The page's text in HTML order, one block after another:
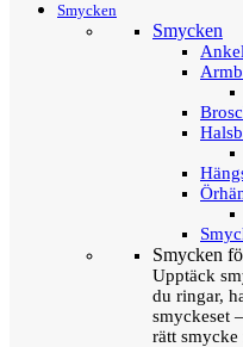
Smycken
Smycken
Smycken
Upptäck
du ringar,
smyckeset
rätt